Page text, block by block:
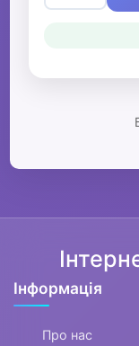
Інформація
Про нас